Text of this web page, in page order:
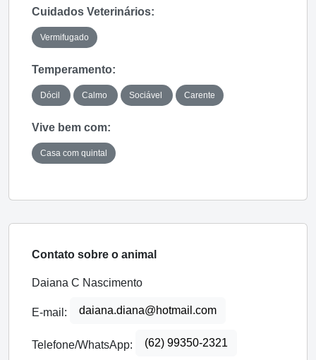
Cuidados Veterinários:
Vermifugado
Temperamento:
Dócil Calmo Sociável Carente
Vive bem com:
Casa com quintal
Contato sobre o animal
Daiana C Nascimento
E-mail: daiana.diana@hotmail.com
Telefone/WhatsApp: (62) 99350-2321